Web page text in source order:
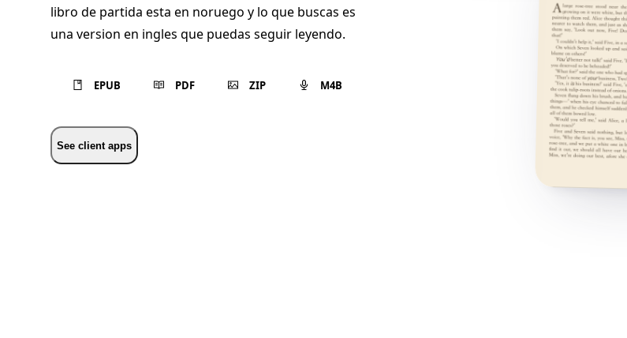
libro de partida esta en noruego y lo que buscas es
una version en ingles que puedas seguir leyendo.
EPUB PDF ZIP M4B
See client apps